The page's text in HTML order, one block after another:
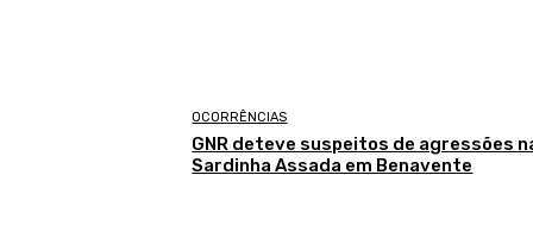
OCORRÊNCIAS
GNR deteve suspeitos de agressões
Sardinha Assada em Benavente